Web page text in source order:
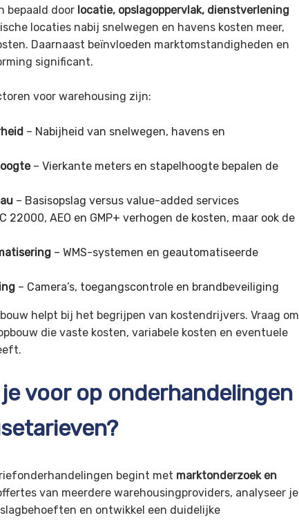
bepaald door locatie, opslagoppervlak, dienstverlening
locaties nabij snelwegen en havens kosten meer,
Daarnaast beïnvloeden marktomstandigheden en
significant.
voor warehousing zijn:
– Nabijheid van snelwegen, havens en
– Vierkante meters en stapelhoogte bepalen de
– Basisopslag versus value-added services
22000, AEO en GMP+ verhogen de kosten, maar ook de
– WMS-systemen en geautomatiseerde
– Camera’s, toegangscontrole en brandbeveiliging
helpt bij het begrijpen van kostendrijvers. Vraag om
die vaste kosten, variabele kosten en eventuele
voor op onderhandelingen
begint met marktonderzoek en
van meerdere warehousingproviders, analyseer je
en ontwikkel een duidelijke